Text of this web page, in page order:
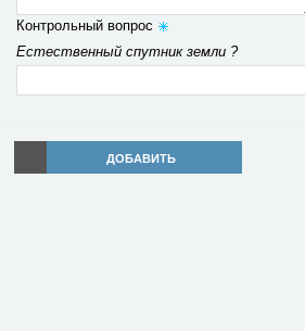
Контрольный вопрос
Естественный спутник земли ?
ДОБАВИТЬ